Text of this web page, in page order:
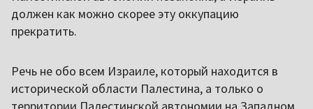
должен как можно скорее эту оккупацию
прекратить.
Речь не обо всем Израиле, который находится в
исторической области Палестина, а только о